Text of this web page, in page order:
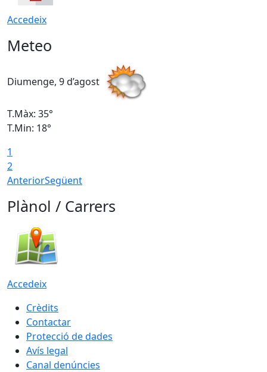
Accedeix
Meteo
Diumenge, 9 d’agost
T.Màx: 35°
T.Min: 18°
1
2
AnteriorSegüent
Plànol / Carrers
Accedeix
Crèdits
Contactar
Protecció de dades
Avís legal
Canal denúncies